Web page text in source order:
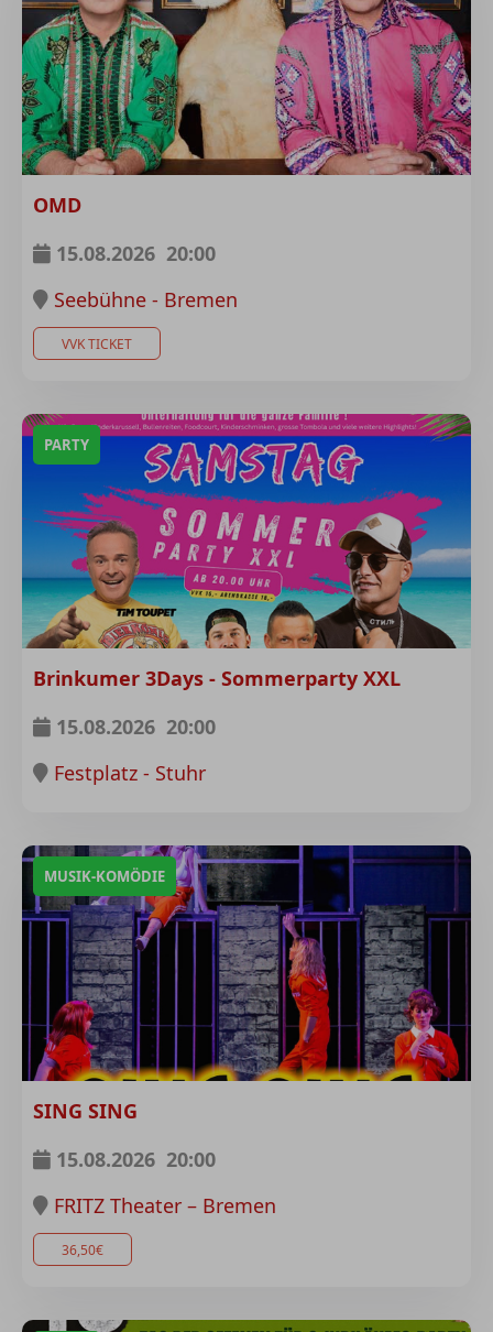
OMD
15.08.2026 20:00
Seebühne - Bremen
VVK TICKET
PARTY
Brinkumer 3Days - Sommerparty XXL
15.08.2026 20:00
Festplatz - Stuhr
MUSIK-KOMÖDIE
SING SING
15.08.2026 20:00
FRITZ Theater – Bremen
36,50€